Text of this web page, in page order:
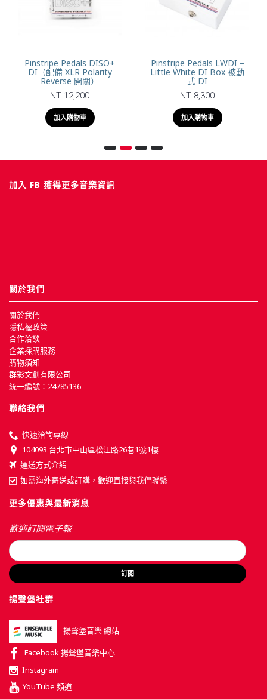
Pinstripe Pedals DISO+
DI（配備 XLR Polarity
Reverse 開關）
NT 12,200
加入購物車
Pinstripe Pedals LWDI –
Little White DI Box 被動
式 DI
NT 8,300
加入購物車
加入 FB 獲得更多音樂資訊
關於我們
關於我們
隱私權政策
合作洽談
企業採購服務
購物須知
群彩文創有限公司
統一編號：24785136
聯絡我們
快速洽詢專線
104093 台北市中山區松江路26巷1號1樓
運送方式介紹
如需海外寄送或訂購，歡迎直接與我們聯繫
更多優惠與最新消息
歡迎訂閱電子報
訂閱
揚聲堡社群
揚聲堡音樂 總站
Facebook 揚聲堡音樂中心
Instagram
YouTube 頻道